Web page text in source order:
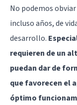
No podemos
incluso años, de
desarrollo.
requieren de un
puedan dar de
que favorecen el
óptimo